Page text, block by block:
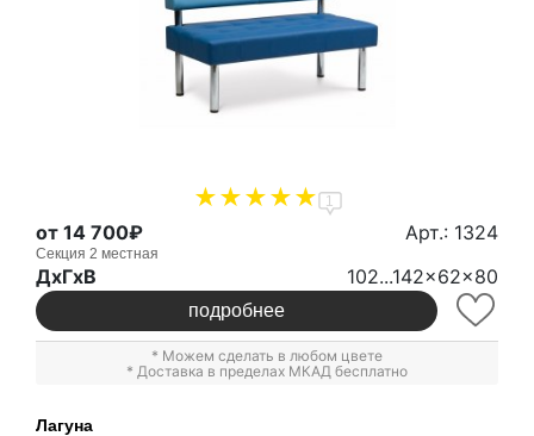
1
от 14 700₽ Арт.: 1324
Секция 2 местная
ДxГxВ 102...142x62x80
подробнее
* Можем сделать в любом цвете
* Доставка в пределах МКАД бесплатно
Лагуна